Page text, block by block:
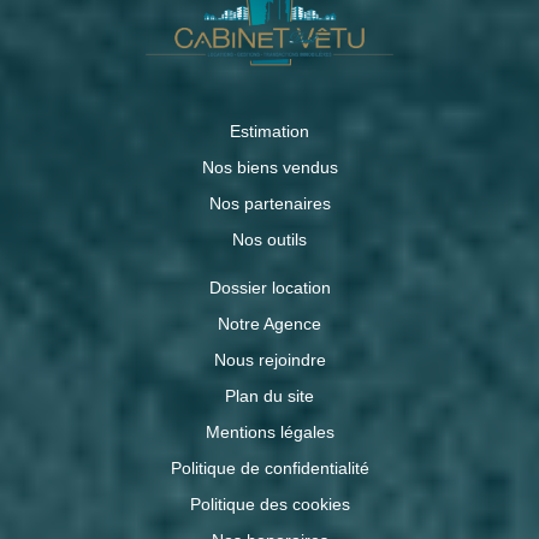
Estimation
Nos biens vendus
Nos partenaires
Nos outils
Dossier location
Notre Agence
Nous rejoindre
Plan du site
Mentions légales
Politique de confidentialité
Politique des cookies